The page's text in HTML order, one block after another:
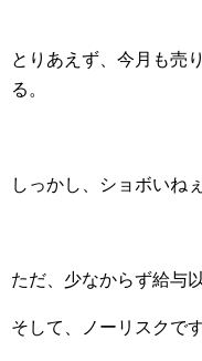
とりあえず、今月も売
る。
しっかし、ショボいねぇ
ただ、少なからず給与
そして、ノーリスクで